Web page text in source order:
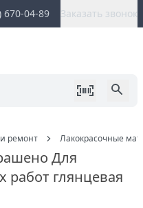
670-04-89 Заказать звонок
ремонт Лакокрасочные
Для
глянцевая